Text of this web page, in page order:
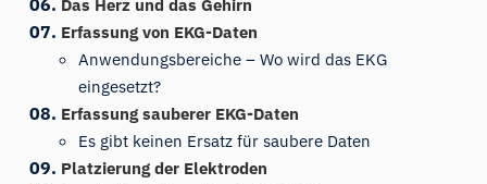
Das Herz und das Gehirn
Erfassung von EKG-Daten
Anwendungsbereiche – Wo wird das EKG
eingesetzt?
Erfassung sauberer EKG-Daten
Es gibt keinen Ersatz für saubere Daten
Platzierung der Elektroden